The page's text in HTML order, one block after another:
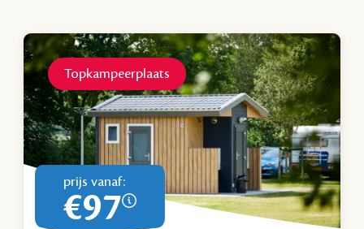
Topkampeerplaats
prijs vanaf:
€97